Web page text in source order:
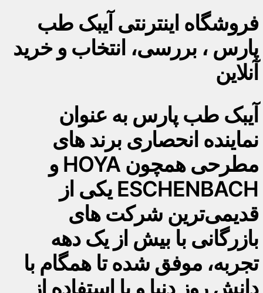
فروشگاه اینترنتی آیبک طب
پارس ، بررسی، انتخاب و خرید
آنلاین
آیبک طب پارس به عنوان
نماینده انحصاری برند های
مطرحی همچون HOYA و
ESCHENBACH یکی از
قدیمی‌ترین شرکت های
بازرگانی با بیش از یک دهه
تجربه، موفق شده تا همگام با